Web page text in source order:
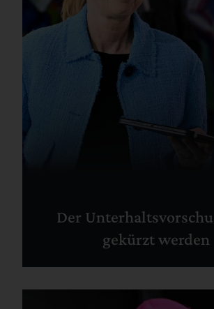
Der
gekürzt werden